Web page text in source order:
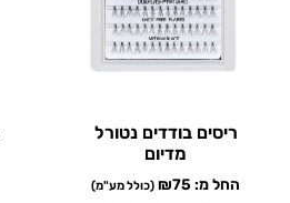
ריסים בודדים נטורל
מדיום
החל מ: ₪75 (כולל מע"מ)